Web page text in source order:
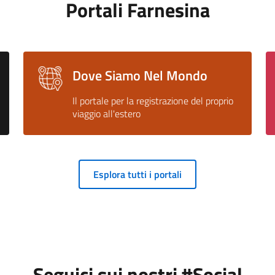
Portali Farnesina
Dove Siamo Nel Mondo
Il portale per la registrazione del proprio
viaggio all'estero
Esplora tutti i portali